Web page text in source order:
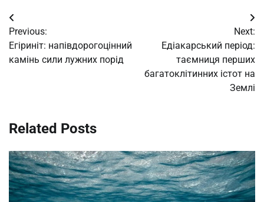
Post
navigation
Previous:
Егіриніт: напівдорогоцінний
камінь сили лужних порід
Next:
Едіакарський період:
таємниця перших
багатоклітинних істот на
Землі
Related Posts